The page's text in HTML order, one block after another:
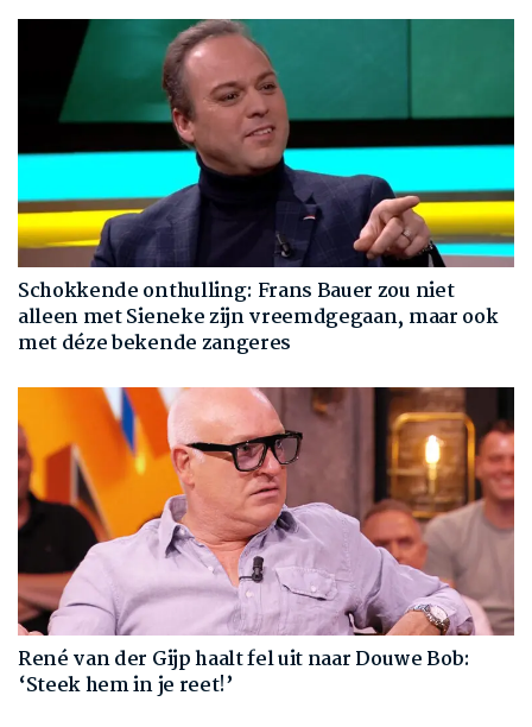
Schokkende onthulling: Frans Bauer zou niet
alleen met Sieneke zijn vreemdgegaan, maar ook
met déze bekende zangeres
René van der Gijp haalt fel uit naar Douwe Bob:
‘Steek hem in je reet!’